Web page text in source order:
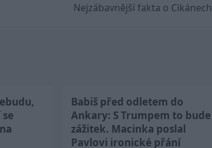
Nejzábavnější fakta o Cikánech
Babiš před odletem do
Ankary: S Trumpem to bude
zážitek. Macinka poslal
Pavlovi ironické přání